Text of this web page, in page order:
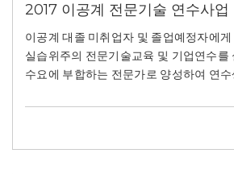
2017 이공계 전문기술 연수사업
이공계 대졸 미취업자 및 졸업예정자에
실습위주의 전문기술교육 및 기업연수를 실시
수요에 부합하는 전문가로 양성하여 연